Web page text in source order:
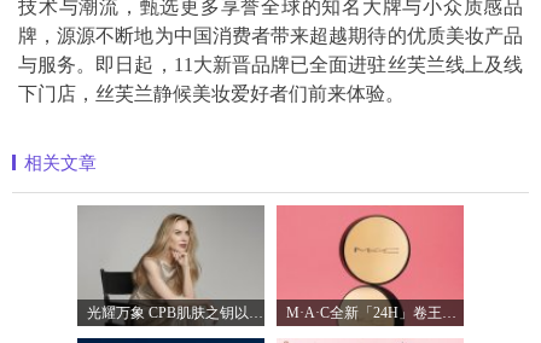
技术与潮流，甄选更多享誉全球的知名大牌与小众质感品
牌，源源不断地为中国消费者带来超越期待的优质美妆产品
与服务。即日起，11大新晋品牌已全面进驻丝芙兰线上及线
下门店，丝芙兰静候美妆爱好者们前来体验。
相关文章